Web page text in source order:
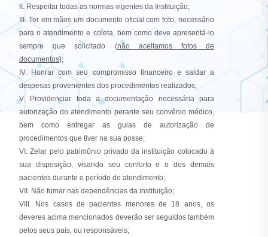
II. Respeitar todas as normas vigentes da Instituição;
III. Ter em mãos um documento oficial com foto, necessário
para o atendimento e coleta, bem como deve apresentá-lo
sempre que solicitado (não aceitamos fotos de
documentos);
IV. Honrar com seu compromisso financeiro e saldar a
despesas provenientes dos procedimentos realizados;
V. Providenciar toda a documentação necessária para
autorização do atendimento perante seu convênio médico,
bem como entregar as guias de autorização de
procedimentos que tiver na sua posse;
VI. Zelar pelo patrimônio privado da instituição colocado à
sua disposição, visando seu conforto e o dos demais
pacientes durante o período de atendimento;
VII. Não fumar nas dependências da instituição;
VIII. Nos casos de pacientes menores de 18 anos, os
deveres acima mencionados deverão ser seguidos também
pelos seus pais, ou responsáveis;